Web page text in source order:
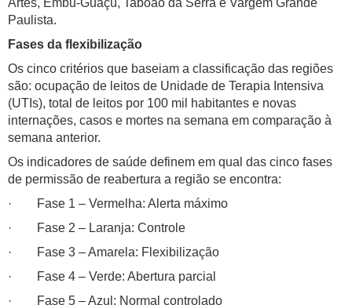
Artes, Embu-Guaçú, Taboão da Serra e Vargem Grande
Paulista.
Fases da flexibilização
Os cinco critérios que baseiam a classificação das regiões
são: ocupação de leitos de Unidade de Terapia Intensiva
(UTIs), total de leitos por 100 mil habitantes e novas
internações, casos e mortes na semana em comparação à
semana anterior.
Os indicadores de saúde definem em qual das cinco fases
de permissão de reabertura a região se encontra:
· Fase 1 – Vermelha: Alerta máximo
· Fase 2 – Laranja: Controle
· Fase 3 – Amarela: Flexibilização
· Fase 4 – Verde: Abertura parcial
· Fase 5 – Azul: Normal controlado